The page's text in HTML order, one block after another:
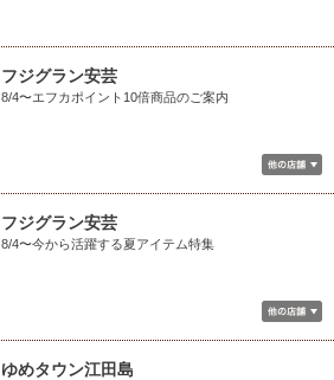
フジグラン安芸
8/4〜エフカポイント10倍商品のご案内
フジグラン安芸
8/4〜今から活躍する夏アイテム特集
ゆめタウン江田島